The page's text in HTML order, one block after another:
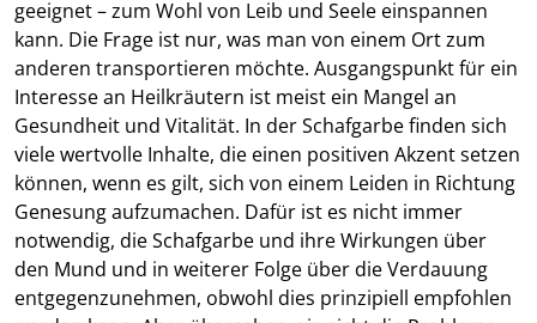
geeignet – zum Wohl von Leib und Seele einspannen
kann. Die Frage ist nur, was man von einem Ort zum
anderen transportieren möchte. Ausgangspunkt für ein
Interesse an Heilkräutern ist meist ein Mangel an
Gesundheit und Vitalität. In der Schafgarbe finden sich
viele wertvolle Inhalte, die einen positiven Akzent setzen
können, wenn es gilt, sich von einem Leiden in Richtung
Genesung aufzumachen. Dafür ist es nicht immer
notwendig, die Schafgarbe und ihre Wirkungen über
den Mund und in weiterer Folge über die Verdauung
entgegenzunehmen, obwohl dies prinzipiell empfohlen